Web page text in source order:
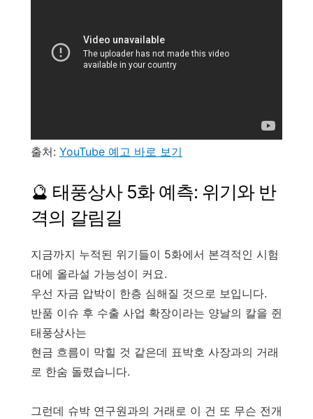
출처: YouTube 예고 바로 보기
🔮 태풍상사 5화 예측: 위기와 반
격의 갈림길
지금까지 누적된 위기들이 5화에서 본격적인 시험
대에 올라설 가능성이 커요.
우선 자금 압박이 한층 심해질 것으로 보입니다.
반품 이슈 후 수출 사업 확장이라는 양날의 칼을 쥔
태풍상사는
현금 흐름이 막힐 것 같은데 표박호 사장과의 거래
로 한숨 돌렸습니다.
그런데 슈박 연구원과의 거래로 이 건 또 무슨 전개